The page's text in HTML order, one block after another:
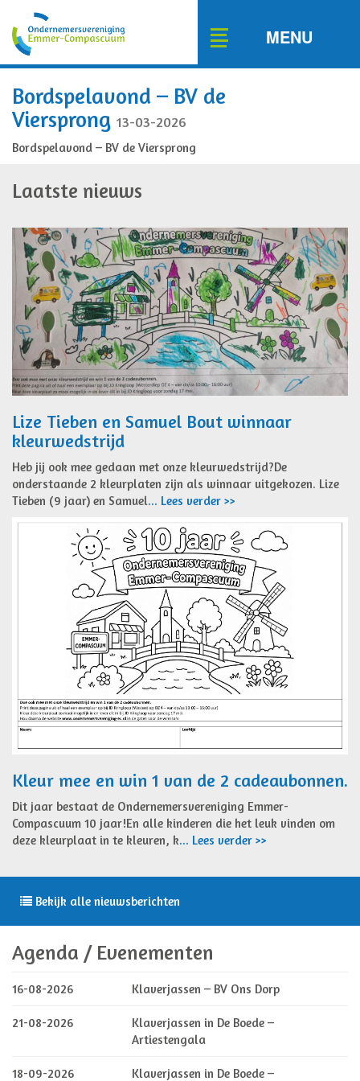
Toggle
MENU
Bordspelavond – BV de
Viersprong 13-03-2026
Bordspelavond – BV de Viersprong
Laatste nieuws
Lize Tieben en Samuel Bout winnaar
kleurwedstrijd
Heb jij ook mee gedaan met onze kleurwedstrijd?De
onderstaande 2 kleurplaten zijn als winnaar uitgekozen. Lize
Tieben (9 jaar) en Samuel... Lees verder >>
Kleur mee en win 1 van de 2 cadeaubonnen.
Dit jaar bestaat de Ondernemersvereniging Emmer-
Compascuum 10 jaar!En alle kinderen die het leuk vinden om
deze kleurplaat in te kleuren, k... Lees verder >>
Bekijk alle nieuwsberichten
Agenda / Evenementen
16-08-2026 Klaverjassen – BV Ons Dorp
21-08-2026
Klaverjassen in De Boede –
Artiestengala
18-09-2026 Klaverjassen in De Boede –